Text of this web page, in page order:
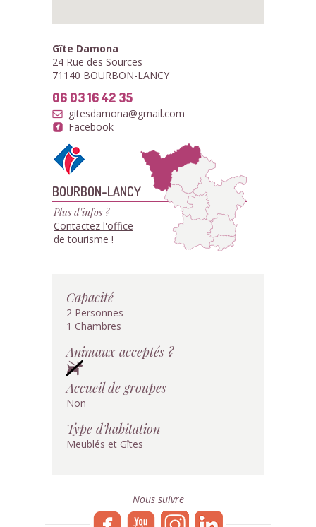
Gîte Damona
24 Rue des Sources
71140 BOURBON-LANCY
06 03 16 42 35
gitesdamona@gmail.com
Facebook
BOURBON-LANCY
Plus d'infos ?
Contactez l'office
de tourisme !
Capacité
2 Personnes
1 Chambres
Animaux acceptés ?
Accueil de groupes
Non
Type d'habitation
Meublés et Gîtes
Nous suivre